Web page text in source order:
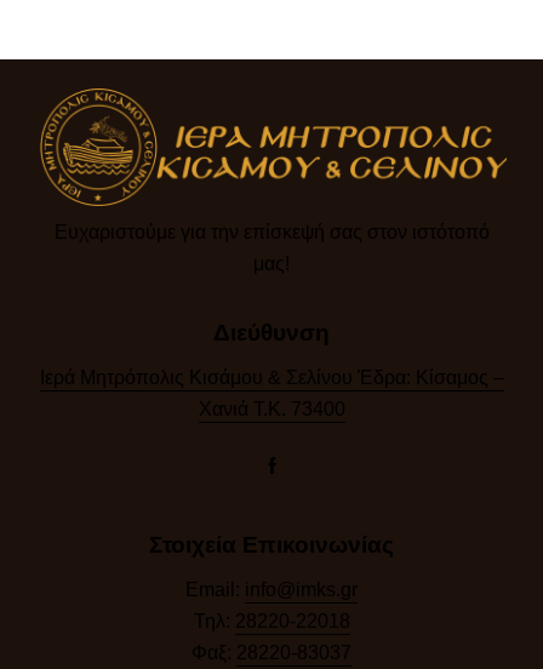
Ευχαριστούμε για την επίσκεψή σας στον ιστότοπό
μας!​
Διεύθυνση
Ιερά Μητρόπολις Κισάμου & Σελίνου Έδρα: Κίσαμος –
Χανιά Τ.Κ. 73400
Στοιχεία Επικοινωνίας
Email: info@imks.gr
Τηλ: 28220-22018
Φαξ: 28220-83037